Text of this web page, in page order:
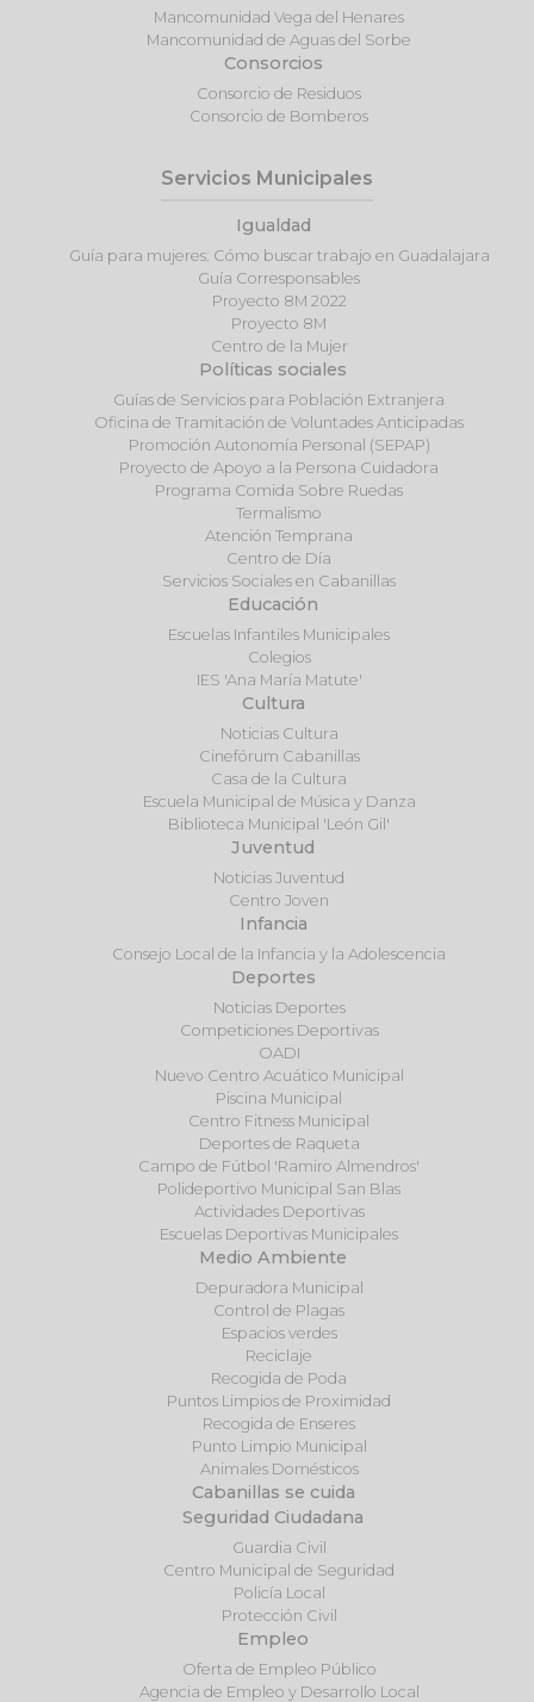
Mancomunidad Vega del Henares
Mancomunidad de Aguas del Sorbe
Consorcios
Consorcio de Residuos
Consorcio de Bomberos
Servicios Municipales
Igualdad
Guía para mujeres: Cómo buscar trabajo en Guadalajara
Guía Corresponsables
Proyecto 8M 2022
Proyecto 8M
Centro de la Mujer
Políticas sociales
Guías de Servicios para Población Extranjera
Oficina de Tramitación de Voluntades Anticipadas
Promoción Autonomía Personal (SEPAP)
Proyecto de Apoyo a la Persona Cuidadora
Programa Comida Sobre Ruedas
Termalismo
Atención Temprana
Centro de Día
Servicios Sociales en Cabanillas
Educación
Escuelas Infantiles Municipales
Colegios
IES 'Ana María Matute'
Cultura
Noticias Cultura
Cinefórum Cabanillas
Casa de la Cultura
Escuela Municipal de Música y Danza
Biblioteca Municipal 'León Gil'
Juventud
Noticias Juventud
Centro Joven
Infancia
Consejo Local de la Infancia y la Adolescencia
Deportes
Noticias Deportes
Competiciones Deportivas
OADI
Nuevo Centro Acuático Municipal
Piscina Municipal
Centro Fitness Municipal
Deportes de Raqueta
Campo de Fútbol 'Ramiro Almendros'
Polideportivo Municipal San Blas
Actividades Deportivas
Escuelas Deportivas Municipales
Medio Ambiente
Depuradora Municipal
Control de Plagas
Espacios verdes
Reciclaje
Recogida de Poda
Puntos Limpios de Proximidad
Recogida de Enseres
Punto Limpio Municipal
Animales Domésticos
Cabanillas se cuida
Seguridad Ciudadana
Guardia Civil
Centro Municipal de Seguridad
Policía Local
Protección Civil
Empleo
Oferta de Empleo Público
Agencia de Empleo y Desarrollo Local